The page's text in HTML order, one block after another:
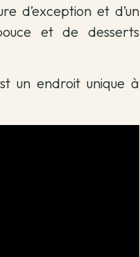
d’exception et d’un
et de desserts
un endroit unique à